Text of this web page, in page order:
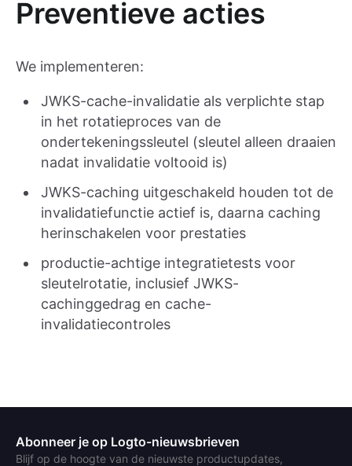
Preventieve acties
We implementeren:
JWKS-cache-invalidatie als verplichte stap
in het rotatieproces van de
ondertekeningssleutel (sleutel alleen draaien
nadat invalidatie voltooid is)
JWKS-caching uitgeschakeld houden tot de
invalidatiefunctie actief is, daarna caching
herinschakelen voor prestaties
productie-achtige integratietests voor
sleutelrotatie, inclusief JWKS-
cachinggedrag en cache-
invalidatiecontroles
Abonneer je op Logto-nieuwsbrieven
Blijf op de hoogte van de nieuwste productupdates,